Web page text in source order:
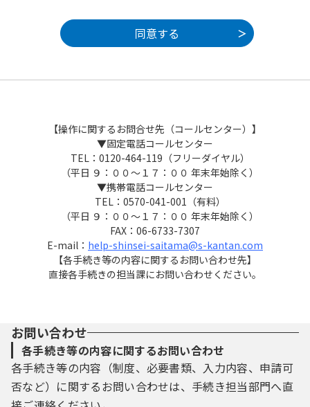
要です。このことを前提に、構成団体は本シ
ステムのサービスを提供します。本システム
みについても、この規約に同意したものとみ
なします。
３ 利用者ＩＤ・パスワード等の登録・変更
本システムを利用して申請・届出等手続を
行う場合は、利用者たる本人が利用方法に従
い利用者登録を行うことができるものとしま
す。
パスワード、氏名、住所、その他の必要な事
項を本システム上で登録してください。
（２）住所、氏名、メールアドレス等に変更
があった場合は変更手続を行ってください。
（３）本システムは、利用者が登録したメー
【操作に関するお問合せ先（コールセンター）】
▼固定電話コールセンター
TEL：0120-464-119（フリーダイヤル）
（平日 ９：００～１７：００ 年末年始除く）
▼携帯電話コールセンター
TEL：0570-041-001（有料）
（平日 ９：００～１７：００ 年末年始除く）
FAX：06-6733-7307
E-mail： help-shinsei-saitama@s-kantan.com
【各手続き等の内容に関するお問い合わせ先】
直接各手続きの担当課にお問い合わせください。
お問い合わせ
各手続き等の内容に関するお問い合わせ
各手続き等の内容（制度、必要書類、入力内容、申請可
否など）に関するお問い合わせは、手続き担当部門へ直